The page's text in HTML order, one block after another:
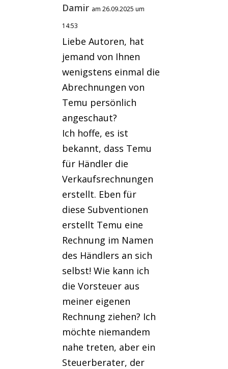
Damir am 26.09.2025 um
14:53
Liebe Autoren, hat
jemand von Ihnen
wenigstens einmal die
Abrechnungen von
Temu persönlich
angeschaut?
Ich hoffe, es ist
bekannt, dass Temu
für Händler die
Verkaufsrechnungen
erstellt. Eben für
diese Subventionen
erstellt Temu eine
Rechnung im Namen
des Händlers an sich
selbst! Wie kann ich
die Vorsteuer aus
meiner eigenen
Rechnung ziehen? Ich
möchte niemandem
nahe treten, aber ein
Steuerberater, der